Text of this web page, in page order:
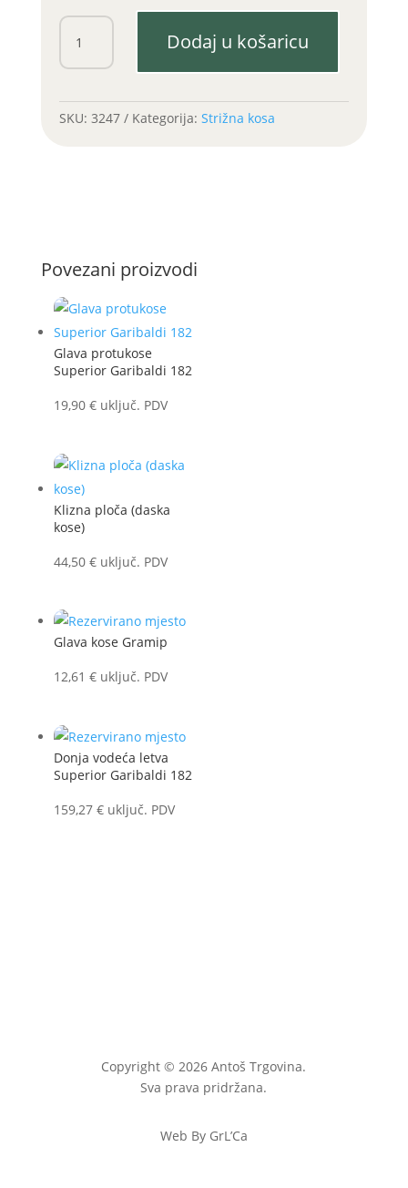
Puškica
glave
fi
Dodaj u košaricu
SKU: 3247 Kategorija: Strižna kosa
Povezani proizvodi
Glava protukose
Superior Garibaldi 182
19,90 € uključ. PDV
Klizna ploča (daska
kose)
44,50 € uključ. PDV
Glava kose Gramip
12,61 € uključ. PDV
Donja vodeća letva
Superior Garibaldi 182
159,27 € uključ. PDV
Copyright © 2026 Antoš Trgovina.
Sva prava pridržana.
Web By GrL’Ca